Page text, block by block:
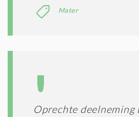
Mater
Oprechte deelneming